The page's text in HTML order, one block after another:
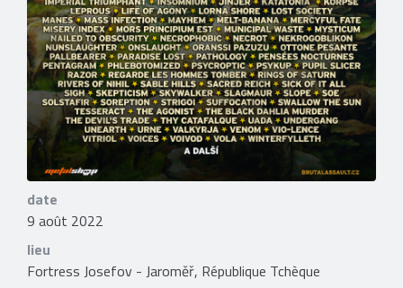
date
9 août 2022
lieu
Fortress Josefov - Jaroměř, République Tchèque